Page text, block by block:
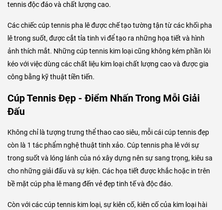
tennis độc đáo và chất lượng cao.
Các chiếc cúp tennis pha lê được chế tạo tường tận từ các khối pha
lê trong suốt, được cắt tỉa tinh vi để tạo ra những họa tiết và hình
ảnh thích mắt. Những cúp tennis kim loại cũng không kém phần lôi
kéo với việc dùng các chất liệu kim loại chất lượng cao và được gia
công bằng kỹ thuật tiền tiến.
Cúp Tennis Đẹp - Điểm Nhấn Trong Mỗi Giải
Đấu
Không chỉ là tượng trưng thể thao cao siêu, mỗi cái cúp tennis đẹp
còn là 1 tác phẩm nghệ thuật tinh xảo. Cúp tennis pha lê với sự
trong suốt và lóng lánh của nó xây dựng nên sự sang trọng, kiêu sa
cho những giải đấu và sự kiện. Các họa tiết được khắc hoặc in trên
bề mặt cúp pha lê mang đến vẻ đẹp tinh tế và độc đáo.
Còn với các cúp tennis kim loại, sự kiên cố, kiên cố của kim loại hài